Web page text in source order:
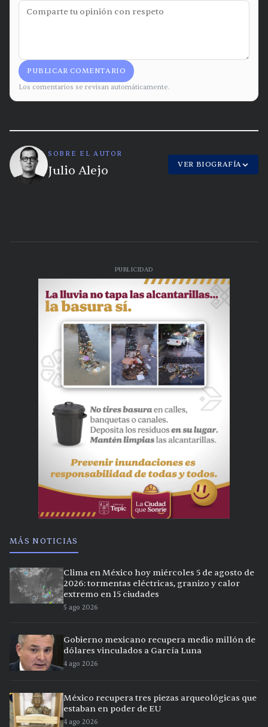
PUBLICAR COMENTARIO
Los comentarios se revisan automáticamente.
SOBRE EL AUTOR
Julio Alejo VER BIOGRAFÍA
PUBLICIDAD
MÁS NOTICIAS
Clima en México hoy miércoles 5 de agosto de
2026: tormentas eléctricas, granizo y calor
extremo en 15 ciudades
5 ago 2026
Gobierno mexicano recupera medio millón de
dólares vinculados a García Luna
4 ago 2026
México recupera tres piezas arqueológicas que
estaban en poder de EU
4 ago 2026